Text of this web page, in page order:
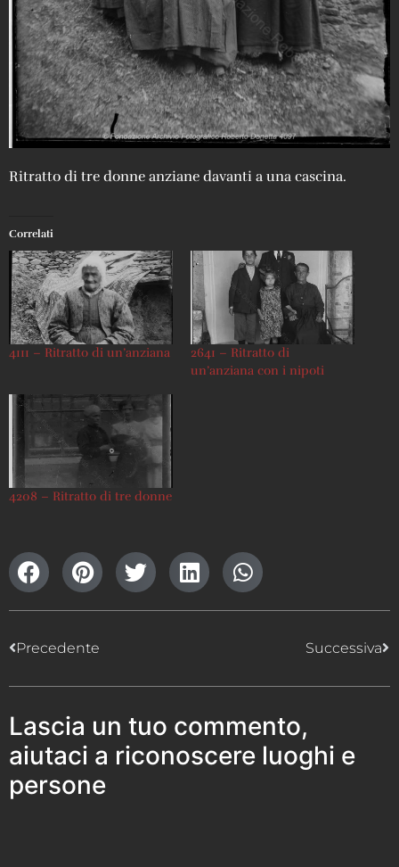
Ritratto di tre donne anziane davanti a una cascina.
Correlati
4111 – Ritratto di un’anziana
2641 – Ritratto di
un’anziana con i nipoti
4208 – Ritratto di tre donne
Precedente Successiva
Lascia un tuo commento,
aiutaci a riconoscere luoghi e
persone